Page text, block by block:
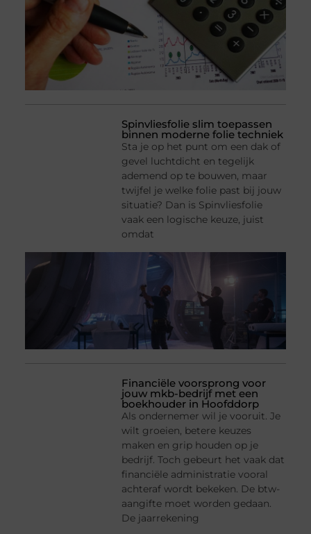
Spinvliesfolie slim toepassen
binnen moderne folie techniek
Sta je op het punt om een dak of
gevel luchtdicht en tegelijk
ademend op te bouwen, maar
twijfel je welke folie past bij jouw
situatie? Dan is Spinvliesfolie
vaak een logische keuze, juist
omdat
Financiële voorsprong voor
jouw mkb-bedrijf met een
boekhouder in Hoofddorp
Als ondernemer wil je vooruit. Je
wilt groeien, betere keuzes
maken en grip houden op je
bedrijf. Toch gebeurt het vaak dat
financiële administratie vooral
achteraf wordt bekeken. De btw-
aangifte moet worden gedaan.
De jaarrekening